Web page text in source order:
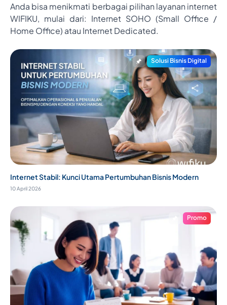
Anda bisa menikmati berbagai pilihan layanan internet
WIFIKU, mulai dari: Internet SOHO (Small Office /
Home Office) atau Internet Dedicated.
Solusi Bisnis Digital
Internet Stabil: Kunci Utama Pertumbuhan Bisnis Modern
10 April 2026
Promo